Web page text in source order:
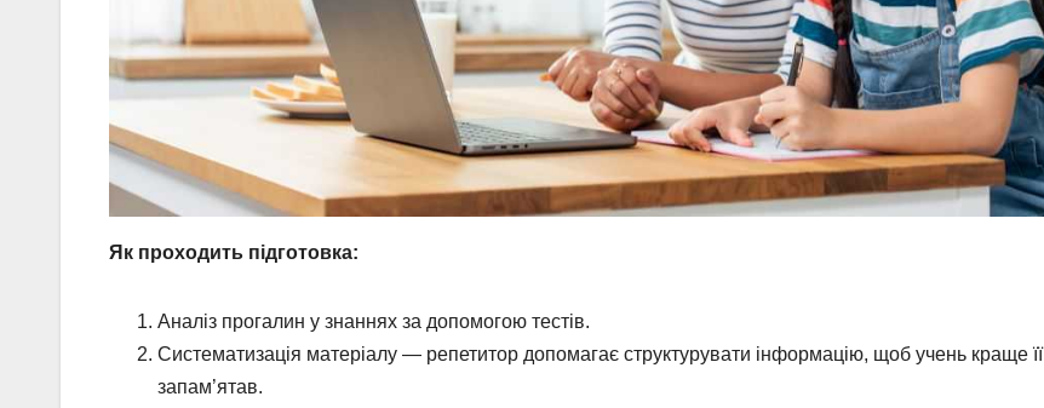
Як проходить підготовка:
Аналіз прогалин у знаннях за допомогою тестів.
Систематизація матеріалу — репетитор допомагає структурувати інформацію, щоб учень краще її
запам’ятав.